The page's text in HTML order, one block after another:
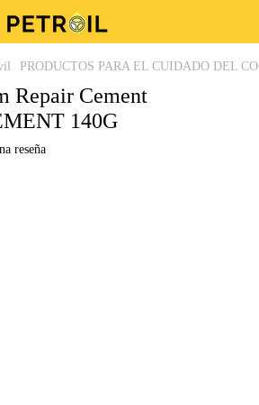
PRODUCTOS PARA EL CUIDADO DEL
Repair Cement
140G
reseña